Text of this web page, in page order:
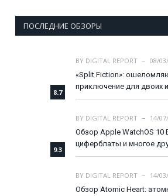
ПОСЛЕДНИЕ ОБЗОРЫ
8.7
BY DIGITAL REPORT
08/
«Split Fiction»:
приключение для двоих
9.3
BY DIGITAL REPORT
14/
Обзор Apple WatchOS 10
циферблаты и многое
BY DIGITAL REPORT
14/
Обзор Atomic Heart: